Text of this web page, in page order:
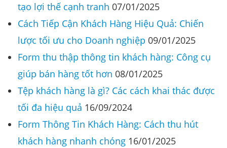
tạo lợi thế cạnh tranh 07/01/2025
Cách Tiếp Cận Khách Hàng Hiệu Quả: Chiến
lược tối ưu cho Doanh nghiệp 09/01/2025
Form thu thập thông tin khách hàng: Công cụ
giúp bán hàng tốt hơn 08/01/2025
Tệp khách hàng là gì? Các cách khai thác được
tối đa hiệu quả 16/09/2024
Form Thông Tin Khách Hàng: Cách thu hút
khách hàng nhanh chóng 16/01/2025